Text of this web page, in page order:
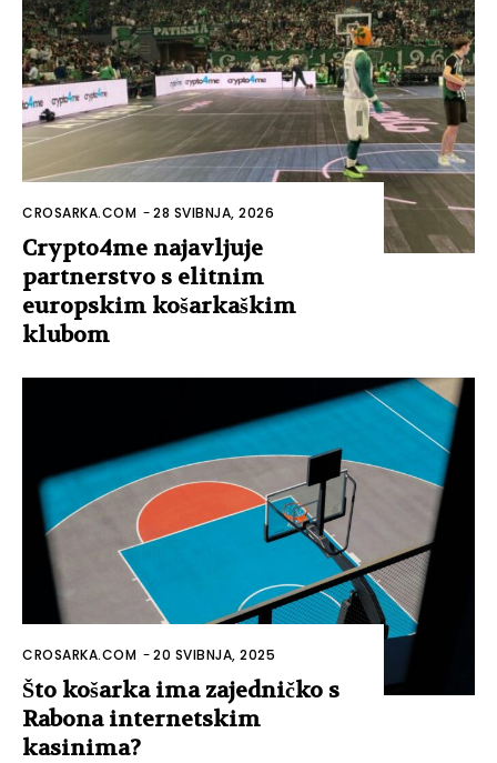
CROSARKA.COM -28 SVIBNJA, 2026
Crypto4me najavljuje
partnerstvo s elitnim
europskim košarkaškim
klubom
CROSARKA.COM -20 SVIBNJA, 2025
Što košarka ima zajedničko s
Rabona internetskim
kasinima?